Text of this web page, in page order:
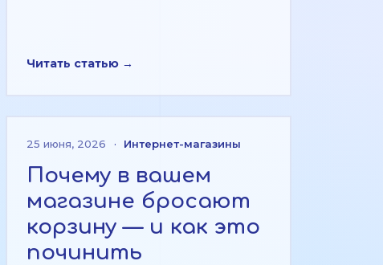
Читать статью →
25 июня, 2026 · Интернет-магазины
Почему в вашем
магазине бросают
корзину — и как это
починить